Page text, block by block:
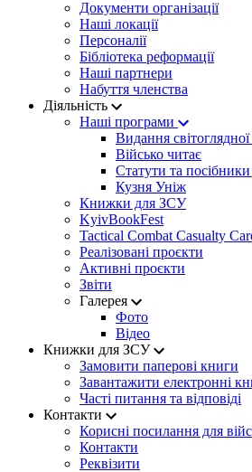
Документи організації
Наші локації
Персоналії
Бібліотека реформації
Наші партнери
Набуття членства
Діяльність
Наші програми
Видання світоглядної
Військо читає
Статути та
Кузня Уніж
Книжки для ЗСУ
KyivBookFest
Tactical Combat Casualty
Реалізовані проєкти
Активні проєкти
Звіти
Галерея
Фото
Відео
Книжки для ЗСУ
Замовити паперові книги
Завантажити електронні
Часті питання та відповіді
Контакти
Корисні посилання для
Контакти
Реквізити